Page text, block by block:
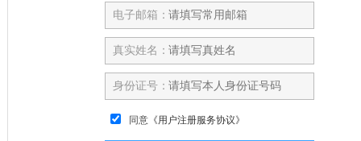
电子邮箱：
真实姓名：
身份证号：
同意 《用户注册服务协议》